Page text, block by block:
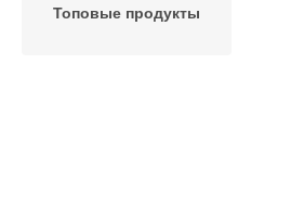
Топовые продукты